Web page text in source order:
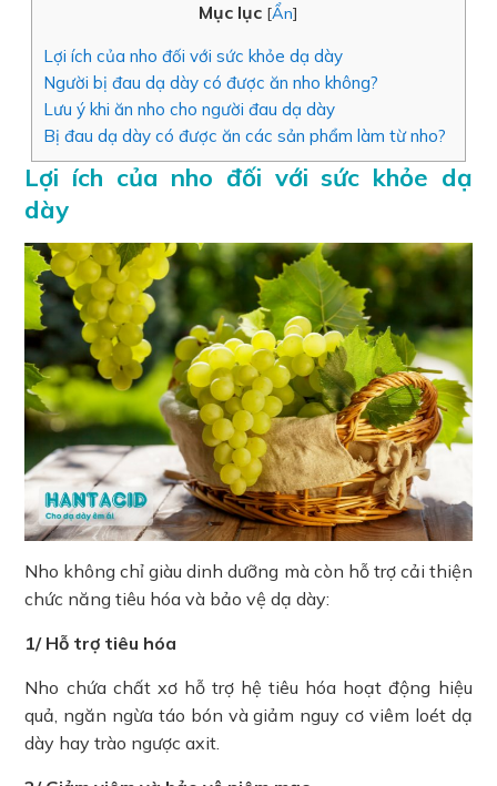
Mục lục [Ẩn]
Lợi ích của nho đối với sức khỏe dạ dày
Người bị đau dạ dày có được ăn nho không?
Lưu ý khi ăn nho cho người đau dạ dày
Bị đau dạ dày có được ăn các sản phẩm làm từ nho?
Lợi ích của nho đối với sức khỏe dạ
dày
Nho không chỉ giàu dinh dưỡng mà còn hỗ trợ cải thiện
chức năng tiêu hóa và bảo vệ dạ dày:
1/ Hỗ trợ tiêu hóa
Nho chứa chất xơ hỗ trợ hệ tiêu hóa hoạt động hiệu
quả, ngăn ngừa táo bón và giảm nguy cơ viêm loét dạ
dày hay trào ngược axit.